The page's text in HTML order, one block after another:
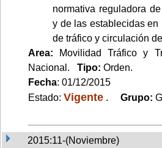
normativa reguladora
y de las establecidas
de tráfico y circulación
Area: Movilidad Tráfico y
Nacional. Tipo: Orden.
Fecha: 01/12/2015
Estado: Vigente . Grupo:
2015:11-(Noviembre)